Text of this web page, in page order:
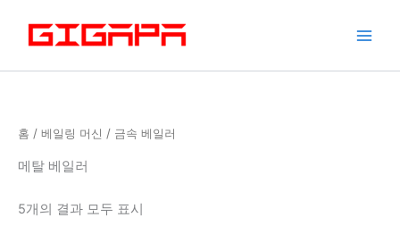
로
홈 / 베일링 머신 / 금속 베일러
메탈 베일러
5개의 결과 모두 표시